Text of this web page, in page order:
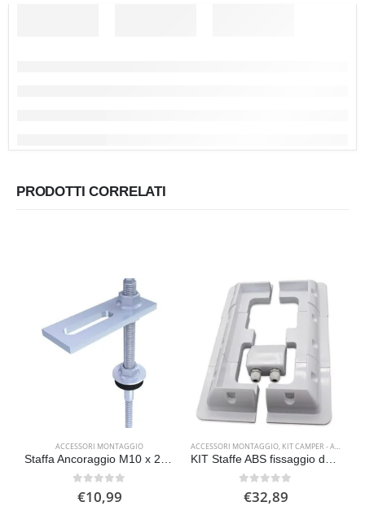
PRODOTTI CORRELATI
ACCESSORI MONTAGGIO
Su 5
€10,99
ACCESSORI MONTAGGIO, KIT CAMPER - AUTO - BARCA
Su 5
€32,89